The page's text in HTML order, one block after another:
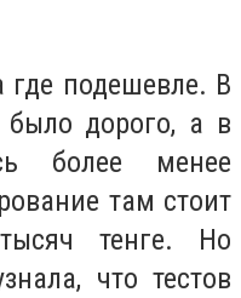
где подешевле. В
было дорого, а в
более менее
там стоит
тенге. Но
что тестов